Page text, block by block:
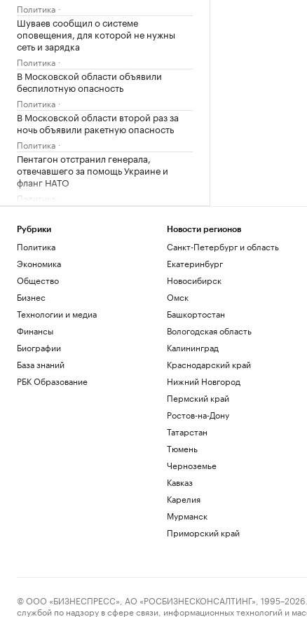
Политика
Шуваев сообщил о системе
оповещения, для которой не нужны
сеть и зарядка
Политика
В Московской области объявили
беспилотную опасность
Политика
В Московской области второй раз за
ночь объявили ракетную опасность
Политика
Пентагон отстранил генерала,
отвечавшего за помощь Украине и
фланг НАТО
Политика
Рубрики
Политика
Экономика
Общество
Бизнес
Технологии и медиа
Финансы
Биографии
База знаний
РБК Образование
Новости регионов
Санкт-Петербург и область
Екатеринбург
Новосибирск
Омск
Башкортостан
Вологодская область
Калининград
Краснодарский край
Нижний Новгород
Пермский край
Ростов-на-Дону
Татарстан
Тюмень
Черноземье
Кавказ
Карелия
Мурманск
Приморский край
© ООО «БИЗНЕСПРЕСС», АО «РОСБИЗНЕСКОНСАЛТИНГ», 1995–2026.
службой по надзору в сфере связи, информационных технологий и